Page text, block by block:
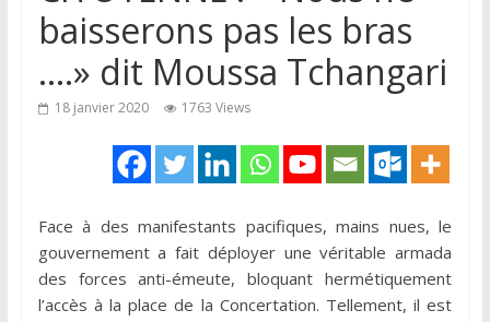
baisserons pas les bras
….» dit Moussa Tchangari
18 janvier 2020 1763 Views
Face à des manifestants pacifiques, mains nues, le
gouvernement a fait déployer une véritable armada
des forces anti-émeute, bloquant hermétiquement
l’accès à la place de la Concertation. Tellement, il est